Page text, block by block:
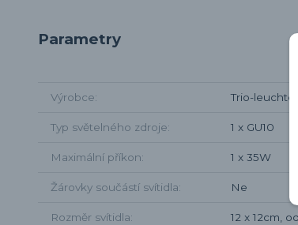
Parametry
Výrobce Trio-leuchten
Typ světelného zdroje 1 x GU10
Maximální příkon 1 x 35W
Žárovky součástí svítidla Ne
Rozměr svítidla 12 x 12cm,